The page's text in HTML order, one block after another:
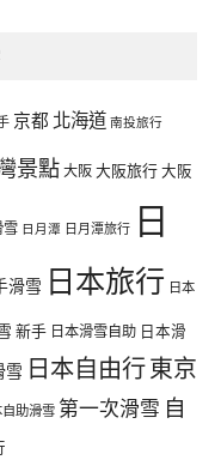
京都 北海道 南投旅行
景點大阪大阪旅行大阪
雪 日月潭 日月潭旅行 日
滑雪 日本旅行 日本
新手 日本滑雪自助 日本滑
雪 日本自由行東京
助滑雪 第一次滑雪 自